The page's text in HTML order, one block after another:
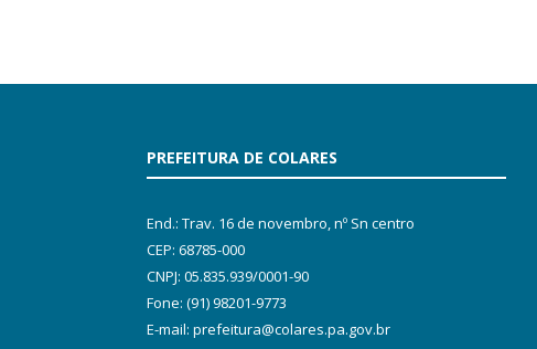
PREFEITURA DE COLARES
End.: Trav. 16 de novembro, nº Sn centro
CEP: 68785-000
CNPJ: 05.835.939/0001-90
Fone: (91) 98201-9773
E-mail: prefeitura@colares.pa.gov.br